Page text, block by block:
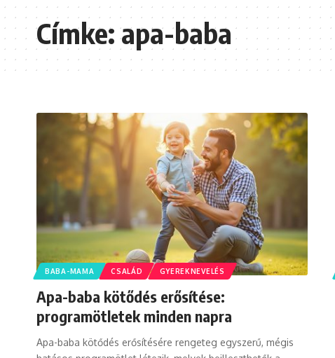
Címke:apa-baba
BABA-MAMA CSALÁD GYEREKNEVELÉS
Apa-baba kötődés erősítése:
programötletek minden napra
Apa-baba kötődés erősítésére rengeteg egyszerű, mégis